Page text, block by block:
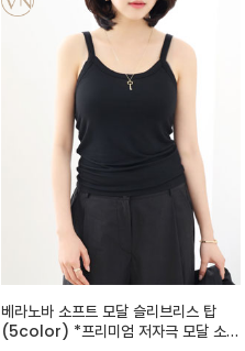
베라노바 소프트 모달 슬리브리스 탑
(5color) *프리미엄 저자극 모달 소재